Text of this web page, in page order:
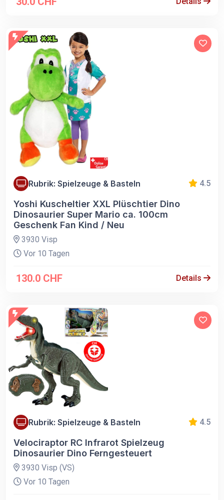
Rubrik: Spielzeuge & Basteln 4.5
Yoshi Kuscheltier XXL Plüschtier Dino
Dinosaurier Super Mario ca. 100cm
Geschenk Fan Kind / Neu
3930 Visp
Vor 10 Tagen
130.0 CHF Details
Rubrik: Spielzeuge & Basteln 4.5
Velociraptor RC Infrarot Spielzeug
Dinosaurier Dino Ferngesteuert
3930 Visp (VS)
Vor 10 Tagen